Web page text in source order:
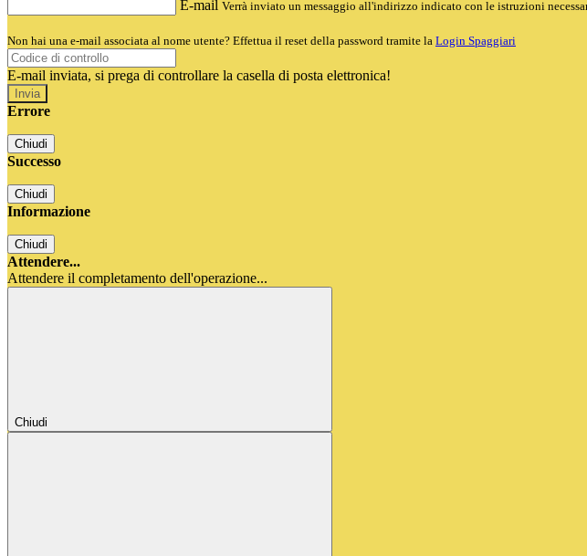
E-mail Verrà inviato un messaggio all'indirizzo indicato con le istruzioni
Non hai una e-mail associata al nome utente? Effettua il reset della password tramite la Login Spaggiari
E-mail inviata, si prega di controllare la casella di posta elettronica!
Errore
Chiudi
Successo
Chiudi
Informazione
Chiudi
Attendere...
Attendere il completamento dell'operazione...
Chiudi